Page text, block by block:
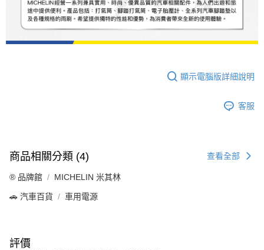
顯示電腦版詳細說明
客服
商品相關分類 (4) 查看全部
®️ 品牌館 MICHELIN 米其林
🚗 汽車百貨 車用電源
評價